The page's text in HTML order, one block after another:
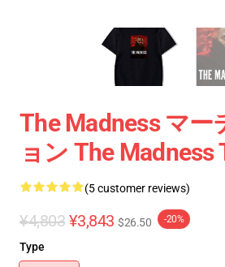
The Madness マー
ョン The Madness
(5 customer reviews)
¥4,803 ¥3,843 $26.50 -20%
Type